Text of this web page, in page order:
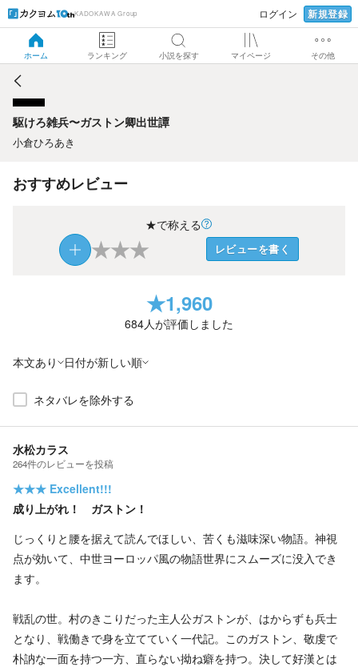
KADOKAWA Group ログイン 新規登録
ホーム ランキング 小説を探す マイページ その他
駆けろ雑兵〜ガストン卿出世譚
駆けろ雑兵〜ガストン卿出世譚
小倉ひろあき
おすすめレビュー
★で称える
★★★ レビューを書く
★1,960
684人が評価しました
本文あり 日付が新しい順
ネタバレを除外する
水松カラス
264件のレビューを投稿
★★★ Excellent!!!
成り上がれ！ ガストン！
じっくりと腰を据えて読んでほしい、苦くも滋味深い物語。神視
点が効いて、中世ヨーロッパ風の物語世界にスムーズに没入でき
ます。
戦乱の世。村のきこりだった主人公ガストンが、はからずも兵士
となり、戦働きで身を立てていく一代記。このガストン、敬虔で
朴訥な一面を持つ一方、直らない拗ね癖を持つ。決して好漢とは